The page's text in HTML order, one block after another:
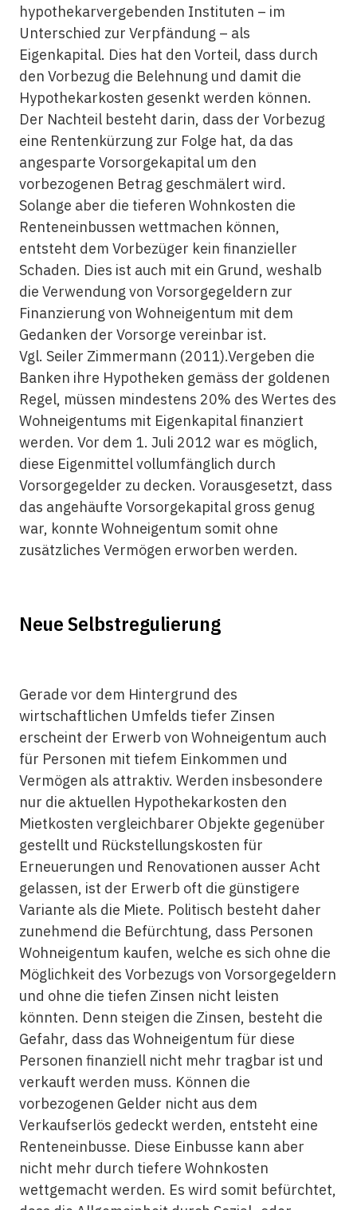
hypothekarvergebenden Instituten – im
Unterschied zur Verpfändung – als
Eigenkapital. Dies hat den Vorteil, dass durch
den Vorbezug die Belehnung und damit die
Hypothekarkosten gesenkt werden können.
Der Nachteil besteht darin, dass der Vorbezug
eine Rentenkürzung zur Folge hat, da das
angesparte Vorsorgekapital um den
vorbezogenen Betrag geschmälert wird.
Solange aber die tieferen Wohnkosten die
Renteneinbussen wettmachen können,
entsteht dem Vorbezüger kein finanzieller
Schaden. Dies ist auch mit ein Grund, weshalb
die Verwendung von Vorsorgegeldern zur
Finanzierung von Wohneigentum mit dem
Gedanken der Vorsorge vereinbar ist.
Vgl. Seiler Zimmermann (2011).Vergeben die
Banken ihre Hypotheken gemäss der goldenen
Regel, müssen mindestens 20% des Wertes des
Wohneigentums mit Eigenkapital finanziert
werden. Vor dem 1. Juli 2012 war es möglich,
diese Eigenmittel vollumfänglich durch
Vorsorgegelder zu decken. Vorausgesetzt, dass
das angehäufte Vorsorgekapital gross genug
war, konnte Wohneigentum somit ohne
zusätzliches Vermögen erworben werden.
Neue Selbstregulierung
Gerade vor dem Hintergrund des
wirtschaftlichen Umfelds tiefer Zinsen
erscheint der Erwerb von Wohneigentum auch
für Personen mit tiefem Einkommen und
Vermögen als attraktiv. Werden insbesondere
nur die aktuellen Hypothekarkosten den
Mietkosten vergleichbarer Objekte gegenüber
gestellt und Rückstellungskosten für
Erneuerungen und Renovationen ausser Acht
gelassen, ist der Erwerb oft die günstigere
Variante als die Miete. Politisch besteht daher
zunehmend die Befürchtung, dass Personen
Wohneigentum kaufen, welche es sich ohne die
Möglichkeit des Vorbezugs von Vorsorgegeldern
und ohne die tiefen Zinsen nicht leisten
könnten. Denn steigen die Zinsen, besteht die
Gefahr, dass das Wohneigentum für diese
Personen finanziell nicht mehr tragbar ist und
verkauft werden muss. Können die
vorbezogenen Gelder nicht aus dem
Verkaufserlös gedeckt werden, entsteht eine
Renteneinbusse. Diese Einbusse kann aber
nicht mehr durch tiefere Wohnkosten
wettgemacht werden. Es wird somit befürchtet,